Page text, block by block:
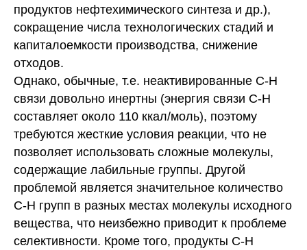
продуктов нефтехимического синтеза и др.),
сокращение числа технологических стадий и
капиталоемкости производства, снижение
отходов.
Однако, обычные, т.е. неактивированные С-Н
связи довольно инертны (энергия связи С-Н
составляет около 110 ккал/моль), поэтому
требуются жесткие условия реакции, что не
позволяет использовать сложные молекулы,
содержащие лабильные группы. Другой
проблемой является значительное количество
С-Н групп в разных местах молекулы исходного
вещества, что неизбежно приводит к проблеме
селективности. Кроме того, продукты С-Н